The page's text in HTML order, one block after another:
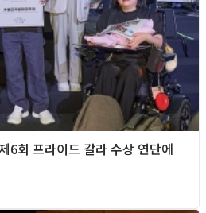
회 프라이드 갈라 수상 연단에